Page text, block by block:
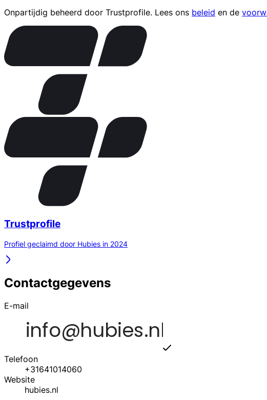
Onpartijdig beheerd door Trustprofile. Lees ons beleid en de
Trustprofile
Profiel geclaimd door Hubies in 2024
Contactgegevens
E-mail
Telefoon
+31641014060
Website
hubies.nl